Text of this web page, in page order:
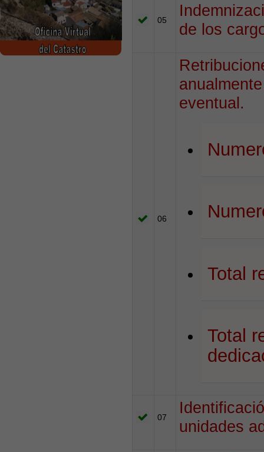
05
de los
06
eventual.
Total
Total
07
unidades